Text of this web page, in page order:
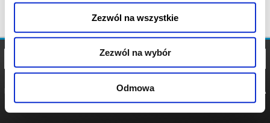
Zezwól na wszystkie
Zezwól na wybór
Odmowa
POLITYKA
POLITYKA